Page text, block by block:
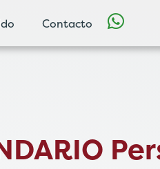
Contacto